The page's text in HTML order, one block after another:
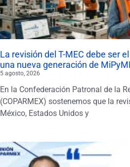
La revisión del T-MEC debe ser
una nueva generación de
5 agosto, 2026
En la Confederación Patronal de la
(COPARMEX) sostenemos que la
México, Estados Unidos y